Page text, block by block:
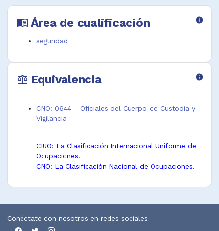
menu_book Área de cualificación info
seguridad
balance Equivalencia info
CNO: 0644 - Oficiales del Cuerpo de Custodia y
Vigilancia
CIUO: La Clasificación Internacional Uniforme de
Ocupaciones.
CNO: La Clasificación Nacional de Ocupaciones.
Conéctate con nosotros en redes sociales